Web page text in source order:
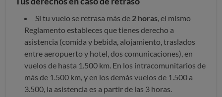
Si tu vuelo se retrasa más de 2 horas , el mismo
Reglamento estableces que tienes derecho a
asistencia (comida y bebida, alojamiento, traslados
entre aeropuerto y hotel, dos comunicaciones), en
vuelos de hasta 1.500 km. En los intracomunitarios de
más de 1.500 km, y en los demás vuelos de 1.500 a
3.500, la asistencia es a partir de las 3 horas.